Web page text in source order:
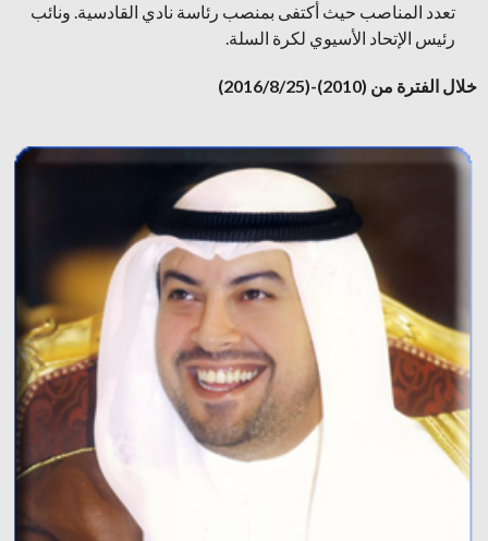
تعدد المناصب حيث أكتفى بمنصب رئاسة نادي القادسية. ونائب
رئيس الإتحاد الأسيوي لكرة السلة.
خلال الفترة من (2010)-(2016/8/25)